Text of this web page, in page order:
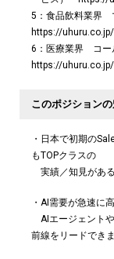
5：食品飲料業界
https://
6：医療業界 コー
https://
このポジション
・日本で初期の
もTOPクラスの
実績／知見があ
・AI需要が急速に
AIエージェント
前線をリードできま